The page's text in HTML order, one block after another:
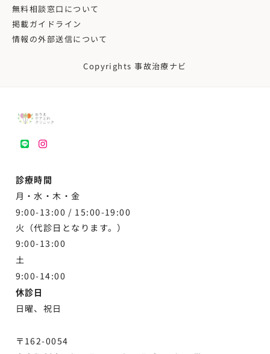
無料相談窓口について
掲載ガイドライン
情報の外部送信について
Copyrights 事故治療ナビ
LINEinstagram
診療時間
月・水・木・金
9:00-13:00 / 15:00-19:00
火（代診日となります。）
9:00-13:00
土
9:00-14:00
休診日
日曜、祝日
〒162-0054